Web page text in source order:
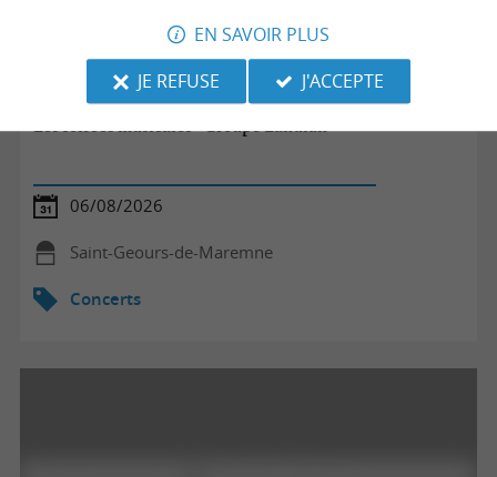
Les soirées musicales - Groupe Lahulan
06/08/2026
Saint-Geours-de-Maremne
Concerts
EN SAVOIR PLUS
JE REFUSE
J'ACCEPTE